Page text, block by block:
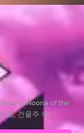
Noona of the
姐, 건물주 누나